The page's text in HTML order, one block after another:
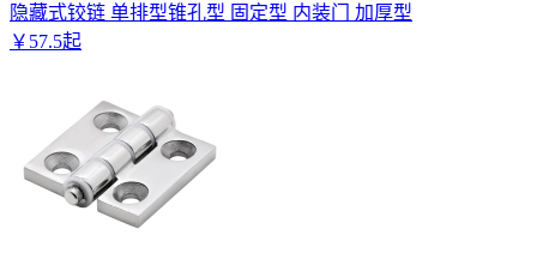
隐藏式铰链 单排型锥孔型 固定型 内装门 加厚型
￥ 57.5起